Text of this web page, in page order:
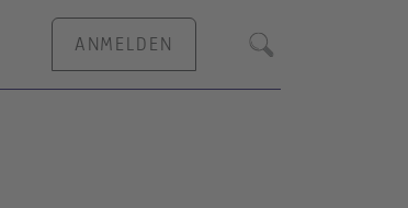
ANMELDEN Suche